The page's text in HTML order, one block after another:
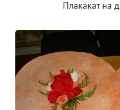
Плакакат на